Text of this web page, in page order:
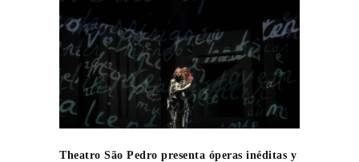
Theatro São Pedro presenta óperas inéditas y